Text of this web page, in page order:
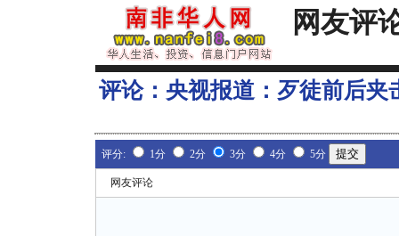
网友评
评论： 央视报道：歹徒前后夹
评分: 1分 2分 3分 4分 5分
网友评论